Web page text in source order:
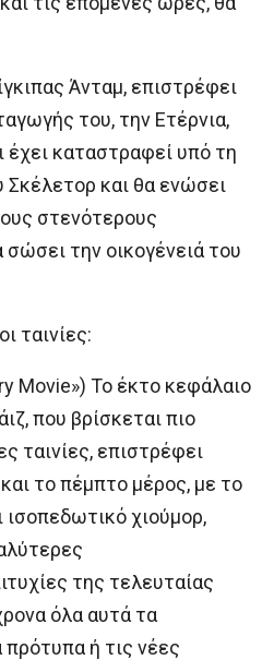
Άνταμ, επιστρέφει
του, την Ετέρνια,
έχει καταστραφεί υπό τη
Σκέλετορ και θα ενώσει
στενότερους
σώσει την οικογένειά του
ταινίες:
Movie») Το έκτο κεφάλαιο
που βρίσκεται πιο
ταινίες, επιστρέφει
το πέμπτο μέρος, με το
χιούμορ,
της τελευταίας
όλα αυτά τα
πρότυπα ή τις νέες